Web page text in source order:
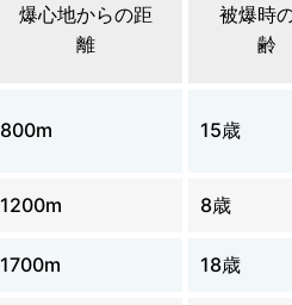
爆心地からの距
離
被爆時
齢
800m 15歳
1200m 8歳
1700m 18歳